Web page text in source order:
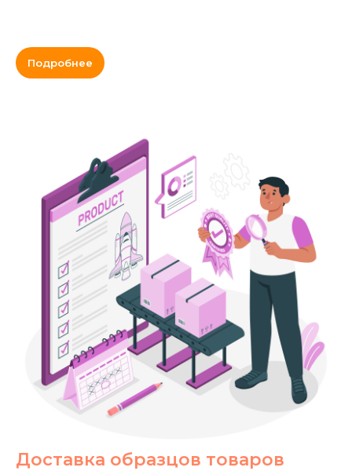
Подробнее
Доставка образцов товаров